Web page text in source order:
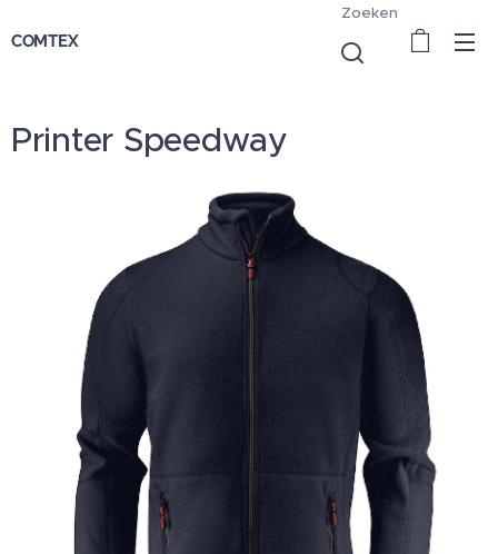
COMTEX
Zoeken
Printer Speedway